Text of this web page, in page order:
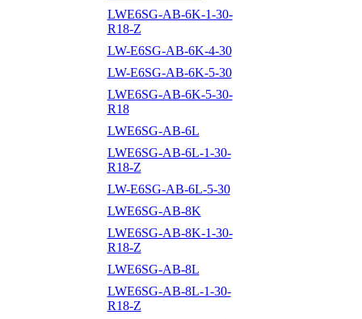
LWE6SG-AB-6K-1-30-
R18-Z
LW-E6SG-AB-6K-4-30
LW-E6SG-AB-6K-5-30
LWE6SG-AB-6K-5-30-
R18
LWE6SG-AB-6L
LWE6SG-AB-6L-1-30-
R18-Z
LW-E6SG-AB-6L-5-30
LWE6SG-AB-8K
LWE6SG-AB-8K-1-30-
R18-Z
LWE6SG-AB-8L
LWE6SG-AB-8L-1-30-
R18-Z